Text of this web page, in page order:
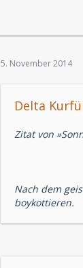
5. November 2014
Delta
Zitat von
Nach dem
boykottieren.